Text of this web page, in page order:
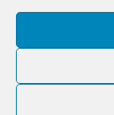
© Förderverein